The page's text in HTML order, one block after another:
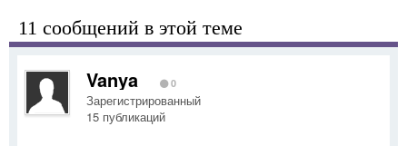
11 сообщений в этой теме
Vanya 0
Зарегистрированный
15 публикаций